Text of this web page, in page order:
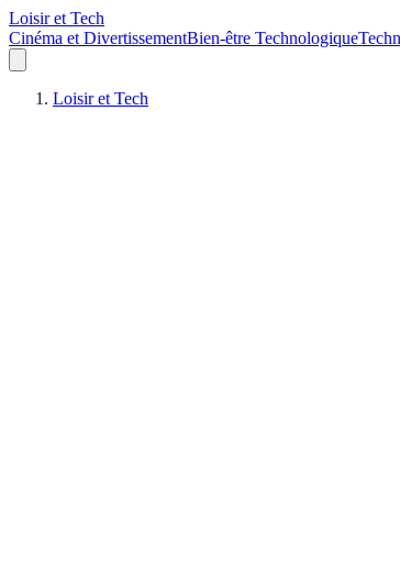
Loisir et Tech
Cinéma et DivertissementBien-être Technologique
Loisir et Tech